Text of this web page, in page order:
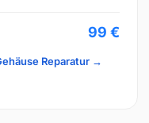
99 €
Reparatur →